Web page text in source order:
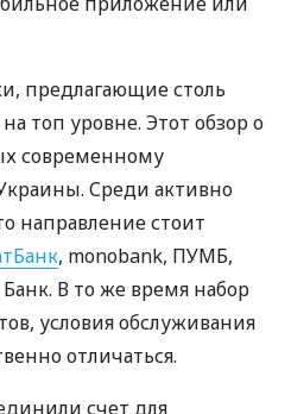
предлагающие столь
топ уровне. Этот обзор о
современному
Среди активно
направление стоит
, monobank, ПУМБ,
В то же время набор
условия обслуживания
отличаться.
счет для